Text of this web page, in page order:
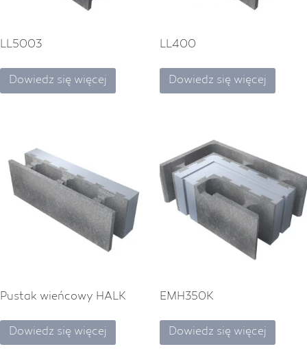
LL5003
Dowiedz się więcej
LL400
Dowiedz się więcej
Pustak wieńcowy HALK
Dowiedz się więcej
EMH350K
Dowiedz się więcej